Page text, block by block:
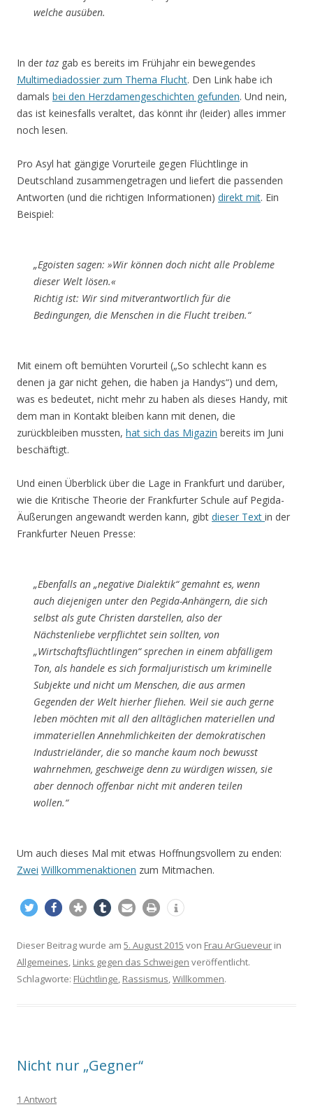
welche ausüben.
In der taz gab es bereits im Frühjahr ein bewegendes
Multimediadossier zum Thema Flucht. Den Link habe ich
damals bei den Herzdamengeschichten gefunden. Und nein,
das ist keinesfalls veraltet, das könnt ihr (leider) alles immer
noch lesen.
Pro Asyl hat gängige Vorurteile gegen Flüchtlinge in
Deutschland zusammengetragen und liefert die passenden
Antworten (und die richtigen Informationen) direkt mit. Ein
Beispiel:
„Egoisten sagen: »Wir können doch nicht alle Probleme
dieser Welt lösen.«
Richtig ist: Wir sind mitverantwortlich für die
Bedingungen, die Menschen in die Flucht treiben.“
Mit einem oft bemühten Vorurteil („So schlecht kann es
denen ja gar nicht gehen, die haben ja Handys“) und dem,
was es bedeutet, nicht mehr zu haben als dieses Handy, mit
dem man in Kontakt bleiben kann mit denen, die
zurückbleiben mussten, hat sich das Migazin bereits im Juni
beschäftigt.
Und einen Überblick über die Lage in Frankfurt und darüber,
wie die Kritische Theorie der Frankfurter Schule auf Pegida-
Äußerungen angewandt werden kann, gibt dieser Text in der
Frankfurter Neuen Presse:
„Ebenfalls an „negative Dialektik“ gemahnt es, wenn
auch diejenigen unter den Pegida-Anhängern, die sich
selbst als gute Christen darstellen, also der
Nächstenliebe verpflichtet sein sollten, von
„Wirtschaftsflüchtlingen“ sprechen in einem abfälligem
Ton, als handele es sich formaljuristisch um kriminelle
Subjekte und nicht um Menschen, die aus armen
Gegenden der Welt hierher fliehen. Weil sie auch gerne
leben möchten mit all den alltäglichen materiellen und
immateriellen Annehmlichkeiten der demokratischen
Industrieländer, die so manche kaum noch bewusst
wahrnehmen, geschweige denn zu würdigen wissen, sie
aber dennoch offenbar nicht mit anderen teilen
wollen.“
Um auch dieses Mal mit etwas Hoffnungsvollem zu enden:
Zwei Willkommenaktionen zum Mitmachen.
Dieser Beitrag wurde am 5. August 2015 von Frau ArGueveur in
Allgemeines, Links gegen das Schweigen veröffentlicht.
Schlagworte: Flüchtlinge, Rassismus,Willkommen.
Nicht nur „Gegner“
1 Antwort